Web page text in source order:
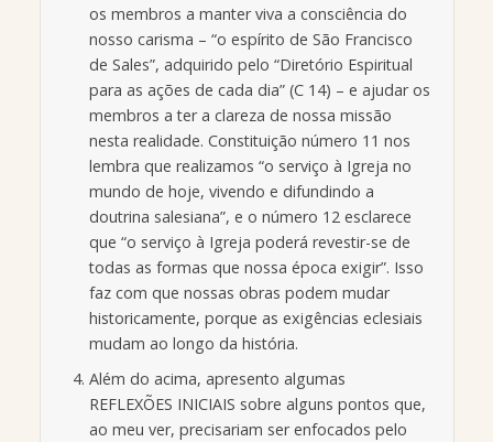
os membros a manter viva a consciência do
nosso carisma – “o espírito de São Francisco
de Sales”, adquirido pelo “Diretório Espiritual
para as ações de cada dia” (C 14) – e ajudar os
membros a ter a clareza de nossa missão
nesta realidade. Constituição número 11 nos
lembra que realizamos “o serviço à Igreja no
mundo de hoje, vivendo e difundindo a
doutrina salesiana”, e o número 12 esclarece
que “o serviço à Igreja poderá revestir-se de
todas as formas que nossa época exigir”. Isso
faz com que nossas obras podem mudar
historicamente, porque as exigências eclesiais
mudam ao longo da história.
Além do acima, apresento algumas
REFLEXÕES INICIAIS sobre alguns pontos que,
ao meu ver, precisariam ser enfocados pelo